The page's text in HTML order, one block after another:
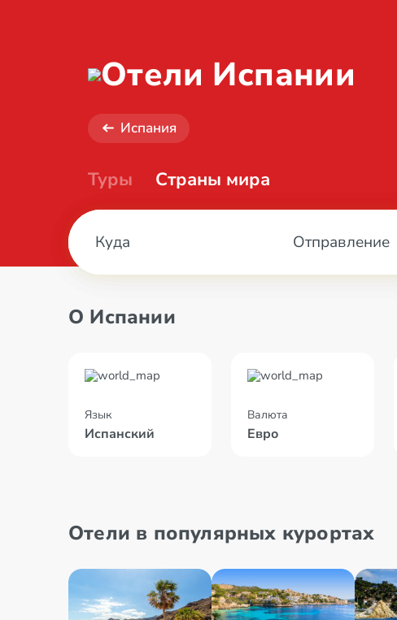
Отели Испании
Испания
Туры Страны мира
Отправление
О Испании
Язык
Испанский
Валюта
Евро
Отели в популярных курортах